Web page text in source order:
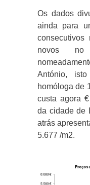
Os dados
ainda para
consecutivos
novos
António,
homóloga de
custa agora
da cidade de
atrás
5.677 /m2.